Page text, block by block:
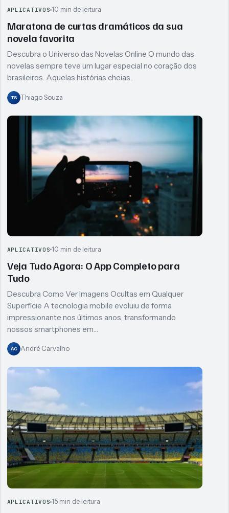
APLICATIVOS 10 min de leitura
Maratona de curtas dramáticos da sua
novela favorita
Descubra o Universo das Novelas Online O mundo das
novelas sempre teve um lugar especial no coração dos
brasileiros. Aquelas histórias cheias…
TS Thiago Souza
APLICATIVOS 10 min de leitura
Veja Tudo Agora: O App Completo para
Tudo
Descubra Como Ver Imagens Ocultas em Qualquer
Superfície A tecnologia mobile evoluiu de forma
impressionante nos últimos anos, transformando
nossos smartphones em…
AC André Carvalho
APLICATIVOS 15 min de leitura